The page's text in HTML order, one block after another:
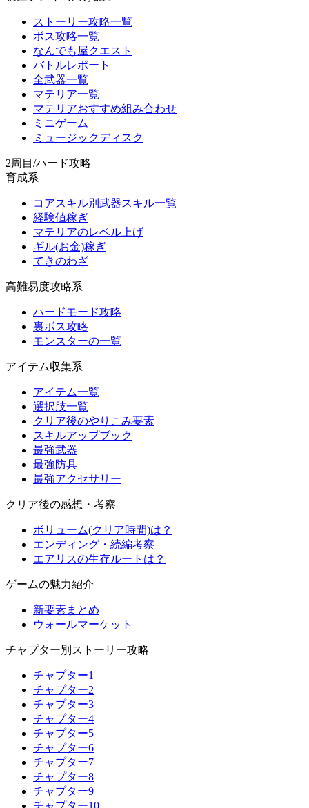
ストーリー攻略一覧
ボス攻略一覧
なんでも屋クエスト
バトルレポート
全武器一覧
マテリア一覧
マテリアおすすめ組み合わせ
ミニゲーム
ミュージックディスク
2周目/ハード攻略
育成系
コアスキル別武器スキル一覧
経験値稼ぎ
マテリアのレベル上げ
ギル(お金)稼ぎ
てきのわざ
高難易度攻略系
ハードモード攻略
裏ボス攻略
モンスターの一覧
アイテム収集系
アイテム一覧
選択肢一覧
クリア後のやりこみ要素
スキルアップブック
最強武器
最強防具
最強アクセサリー
クリア後の感想・考察
ボリューム(クリア時間)は？
エンディング・続編考察
エアリスの生存ルートは？
ゲームの魅力紹介
新要素まとめ
ウォールマーケット
チャプター別ストーリー攻略
チャプター1
チャプター2
チャプター3
チャプター4
チャプター5
チャプター6
チャプター7
チャプター8
チャプター9
チャプター10